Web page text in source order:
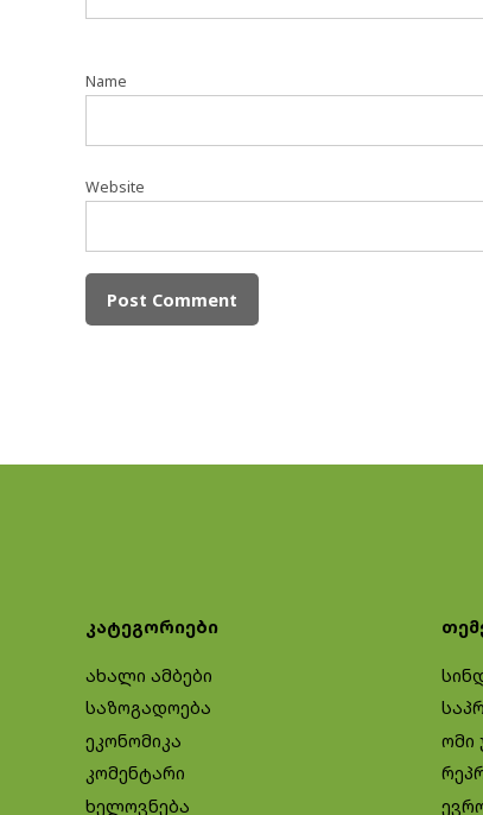
Name
Website
კატეგორიები
ახალი ამბები
საზოგადოება
ეკონომიკა
კომენტარი
ხელოვნება
ომი